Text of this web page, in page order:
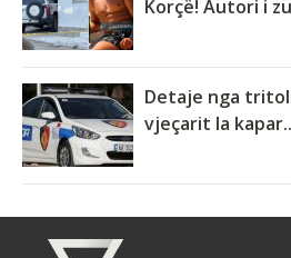
Korçë! Autori i
Detaje nga
vjeçarit la